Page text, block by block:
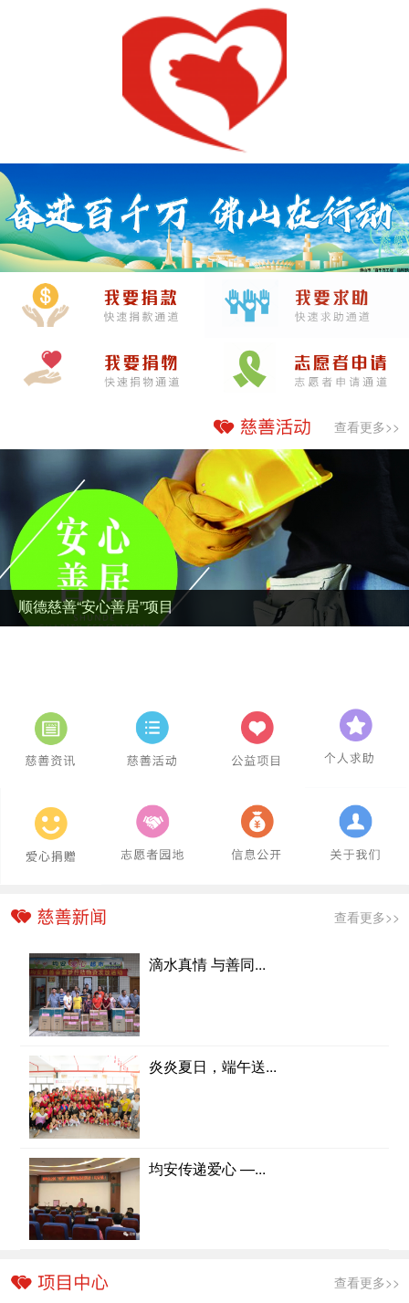
查看更多>>
顺德慈善“安心善居”项目
查看更多>>
滴水真情 与善同...
炎炎夏日，端午送...
均安传递爱心 —...
查看更多>>